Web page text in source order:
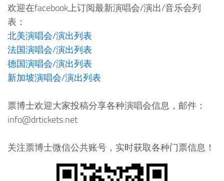
欢迎在facebook上订阅最新演唱会/演出/音乐会列
表：
北美演唱会/演出列表
法国演唱会/演出列表
德国演唱会/演出列表
新加坡演唱会/演出列表
票博士欢迎大家投稿分享各种演唱会信息，邮件：
info@drtickets.net
关注票博士微信公共账号，实时获取各种门票信息！